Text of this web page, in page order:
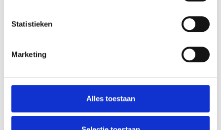
Statistieken
Marketing
Alles toestaan
Toiletpoortjes
Pasaccesoires
Projecten
Contact